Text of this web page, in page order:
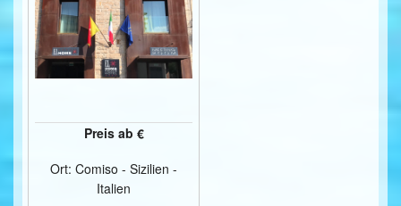
Preis ab €
Ort: Comiso - Sizilien -
Italien